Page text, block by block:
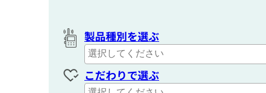
製品種別を選ぶ
こだわりで選ぶ